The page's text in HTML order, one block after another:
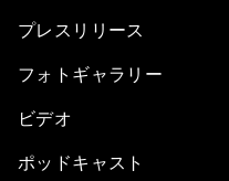
プレスリリース
フォトギャラリー
ビデオ
ポッドキャスト